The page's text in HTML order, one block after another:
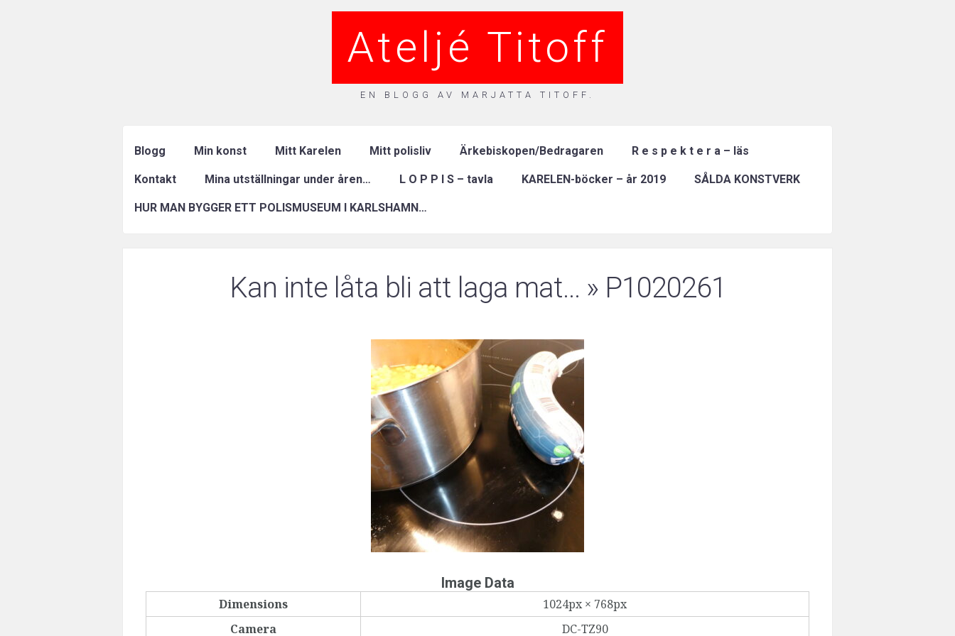
Ateljé Titoff
EN BLOGG AV MARJATTA TITOFF.
Blogg Min konst Mitt Karelen Mitt polisliv Ärkebiskopen/Bedragaren R e s p e k t e r a – läs
Kontakt Mina utställningar under åren… L O P P I S – tavla KARELEN-böcker – år 2019 SÅLDA KONSTVERK
HUR MAN BYGGER ETT POLISMUSEUM I KARLSHAMN…
Kan inte låta bli att laga mat… » P1020261
Image Data
Dimensions
1024px × 768px
Camera
DC-TZ90